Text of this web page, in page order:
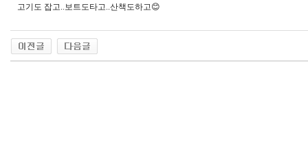
고기도 잡고..보트도타고..산책도하고😊